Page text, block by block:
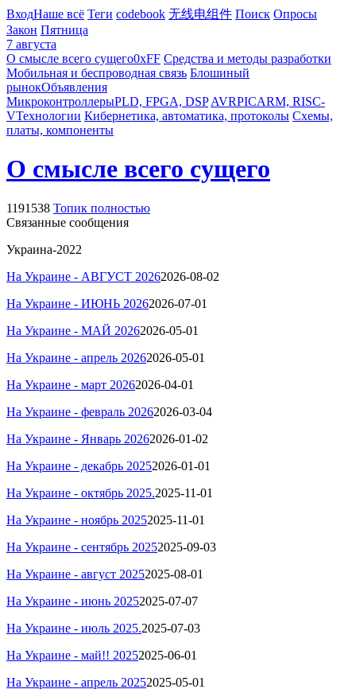
ВходНаше всё Теги codebook 无线电组件 Поиск Опросы
Закон Пятница
7 августа
О смысле всего сущего0xFF Средства и методы разработки
Мобильная и беспроводная связь Блошиный
рынокОбъявления
МикроконтроллерыPLD, FPGA, DSP AVRPICARM, RISC-
VТехнологии Кибернетика, автоматика, протоколы Схемы,
платы, компоненты
О смысле всего сущего
1191538 Топик полностью
Связанные сообщения
Украина-2022
На Украине - АВГУСТ 20262026-08-02
На Украине - ИЮНЬ 20262026-07-01
На Украине - МАЙ 20262026-05-01
На Украине - апрель 20262026-05-01
На Украине - март 20262026-04-01
На Украине - февраль 20262026-03-04
На Украине - Январь 20262026-01-02
На Украине - декабрь 20252026-01-01
На Украине - октябрь 2025.2025-11-01
На Украине - ноябрь 20252025-11-01
На Украине - сентябрь 20252025-09-03
На Украине - август 20252025-08-01
На Украине - июнь 20252025-07-07
На Украине - июль 2025.2025-07-03
На Украине - май!! 20252025-06-01
На Украине - апрель 20252025-05-01